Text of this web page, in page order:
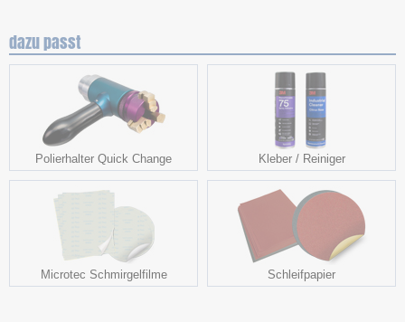
dazu passt
Polierhalter Quick Change Kleber / Reiniger
Microtec Schmirgelfilme Schleifpapier